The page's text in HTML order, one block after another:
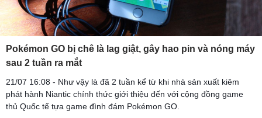
Pokémon GO bị chê là lag giật, gây hao pin và nóng máy
sau 2 tuần ra mắt
21/07 16:08 - Như vậy là đã 2 tuần kể từ khi nhà sản xuất kiêm
phát hành Niantic chính thức giới thiệu đến với cộng đồng game
thủ Quốc tế tựa game đình đám Pokémon GO.